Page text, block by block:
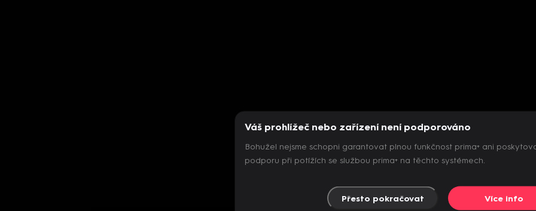
Váš prohlížeč nebo zařízení není podporováno
Bohužel nejsme schopni garantovat plnou funkčnost prima+ ani
podporu při potížích se službou prima+ na těchto systémech.
Přesto pokračovat Více info